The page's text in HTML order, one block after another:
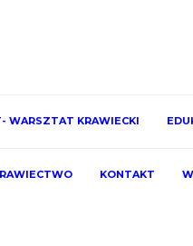
WARSZTAT KRAWIECKI
KONTAKT